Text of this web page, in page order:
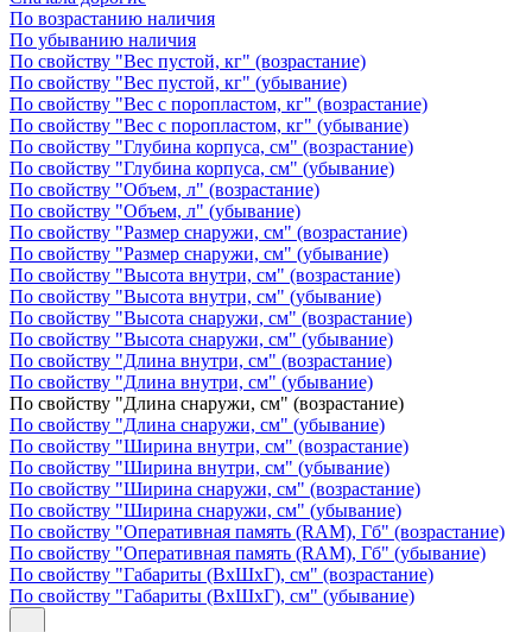
По возрастанию наличия
По убыванию наличия
По свойству "Вес пустой, кг" (возрастание)
По свойству "Вес пустой, кг" (убывание)
По свойству "Вес с поропластом, кг" (возрастание)
По свойству "Вес с поропластом, кг" (убывание)
По свойству "Глубина корпуса, см" (возрастание)
По свойству "Глубина корпуса, см" (убывание)
По свойству "Объем, л" (возрастание)
По свойству "Объем, л" (убывание)
По свойству "Размер снаружи, см" (возрастание)
По свойству "Размер снаружи, см" (убывание)
По свойству "Высота внутри, см" (возрастание)
По свойству "Высота внутри, см" (убывание)
По свойству "Высота снаружи, см" (возрастание)
По свойству "Высота снаружи, см" (убывание)
По свойству "Длина внутри, см" (возрастание)
По свойству "Длина внутри, см" (убывание)
По свойству "Длина снаружи, см" (возрастание)
По свойству "Длина снаружи, см" (убывание)
По свойству "Ширина внутри, см" (возрастание)
По свойству "Ширина внутри, см" (убывание)
По свойству "Ширина снаружи, см" (возрастание)
По свойству "Ширина снаружи, см" (убывание)
По свойству "Оперативная память (RAM), Гб" (возрастание)
По свойству "Оперативная память (RAM), Гб" (убывание)
По свойству "Габариты (ВхШхГ), см" (возрастание)
По свойству "Габариты (ВхШхГ), см" (убывание)